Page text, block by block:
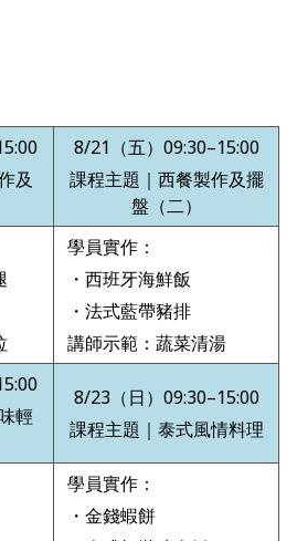
及
8/21 （五）09:30–15:00
課程主題｜西餐製作及擺
盤（二）
學員實作：
・西班牙海鮮飯
・法式藍帶豬排
講師示範：蔬菜清湯
輕
8/23 （日）09:30–15:00
課程主題｜泰式風情料理
學員實作：
・金錢蝦餅